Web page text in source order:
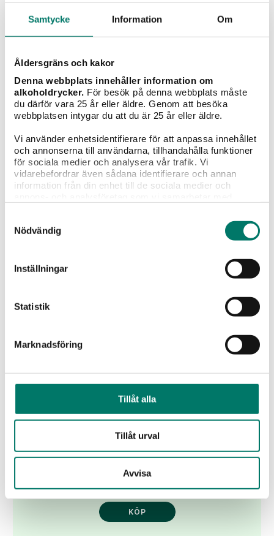
Samtycke Information Om
Åldersgräns och kakor
Denna webbplats innehåller information om
alkoholdrycker. För besök på denna webbplats måste
du därför vara 25 år eller äldre. Genom att besöka
webbplatsen intygar du att du är 25 år eller äldre.
Vi använder enhetsidentifierare för att anpassa innehållet
och annonserna till användarna, tillhandahålla funktioner
för sociala medier och analysera vår trafik. Vi
vidarebefordrar även sådana identifierare och annan
information från din enhet till de sociala medier och
information som du har tillhandahållit eller som de har
samlat in när du har använt deras tjänster.
Nödvändig
Inställningar
Statistik
Marknadsföring
Tillåt alla
Tillåt urval
Avvisa
Vad tycker du?
Portioner
4 st
Tillagningstid
1 tim 30 min
Gran Castillo Rocio Tempranillo Organic
239 kr
Fyllig, generös och kryddig rödvinsbox gjord på 100%
KÖP